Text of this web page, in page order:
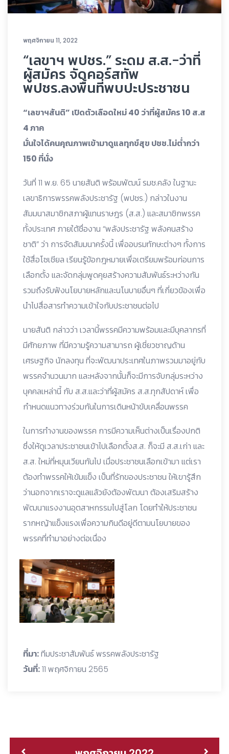
พฤศจิกายน 11, 2022
“เลขาฯ พปชร.” ระดม ส.ส.-ว่าที่
ผู้สมัคร จัดคอร์สทัพ
พปชร.ลงพื้นที่พบปะประชาชน
“เลขาฯสันติ” เปิดตัวเลือดใหม่ 40 ว่าที่ผู้สมัคร 10 ส.ส
4 ภาค
มั่นใจได้คนคุณภาพเข้ามาดูแลทุกข์สุข ปชช.ไม่ต่ำกว่า
150 ที่นั่ง
วันที่ 11 พ.ย. 65 นายสันติ พร้อมพัฒน์ รมช.คลัง ในฐานะ
เลขาธิการพรรคพลังประชารัฐ (พปชร.) กล่าวในงาน
สัมมนาสมาชิกสภาผู้แทนราษฎร (ส.ส.) และสมาชิกพรรค
ทั้งประเทศ ภายใต้ชื่องาน “พลังประชารัฐ พลังคนสร้าง
ชาติ” ว่า การจัดสัมมนาครั้งนี้ เพื่ออบรมทักษะต่างๆ ทั้งการ
ใช้สื่อโซเชียล เรียนรู้ข้อกฎหมายเพื่อเตรียมพร้อมก่อนการ
เลือกตั้ง และจัดกลุ่มพูดคุยสร้างความสัมพันธ์ระหว่างกัน
รวมถึงรับฟังนโยบายหลักและนโนบายอื่นๆ ที่เกี่ยวข้องเพื่อ
นำไปสื่อสารทำความเข้าใจกับประชาชนต่อไป
นายสันติ กล่าวว่า เวลานี้พรรคมีความพร้อมและมีบุคลากรที่
มีศักยภาพ ที่มีความรู้ความสามารถ ผู้เชี่ยวชาญด้าน
เศรษฐกิจ นักลงทุน ที่จะพัฒนาประเทศในภาพรวมมาอยู่กับ
พรรคจำนวนมาก และหลังจากนั้นก็จะมีการจับกลุ่มระหว่าง
บุคคลเหล่านี้ กับ ส.ส.และว่าที่ผู้สมัคร ส.ส.ทุกสัปดาห์ เพื่อ
กำหนดแนวทางร่วมกันในการเดินหน้าขับเคลื่อนพรรค
ในการทำงานของพรรค การมีความเห็นต่างเป็นเรื่องปกติ
ซึ่งให้ดูเวลาประชาชนเข้าไปเลือกตั้งส.ส. ก็จะมี ส.ส.เก่า และ
ส.ส. ใหม่ที่หมุนเวียนกันไป เมื่อประชาชนเลือกเข้ามา แต่เรา
ต้องทำพรรคให้เข้มแข็ง เป็นที่รักของประชาชน ให้เขารู้สึก
ว่านอกจากเราจะดูแลแล้วยังต้องพัฒนา ต้องเสริมสร้าง
พัฒนาแรงงานอุตสาหกรรมไปสู่โลก โดยทำให้ประชาชน
รากหญ้าแข็งแรงเพื่อความกินดีอยู่ดีตามนโยบายของ
พรรคที่ทำมาอย่างต่อเนื่อง
ที่มา:ทีมประชาสัมพันธ์ พรรคพลังประชารัฐ
วันที่:11 พฤศจิกายน 2565